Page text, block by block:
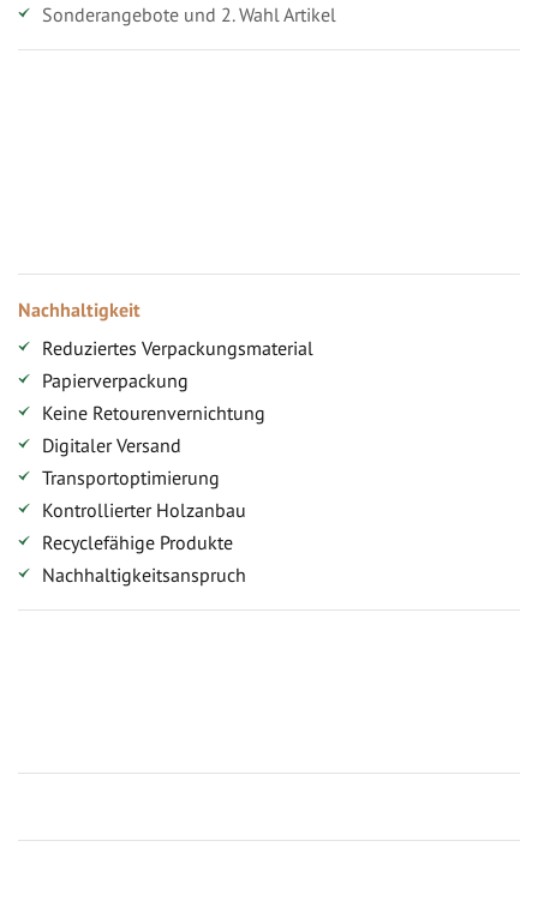
Sonderangebote und 2. Wahl Artikel
Nachhaltigkeit
Reduziertes Verpackungsmaterial
Papierverpackung
Keine Retourenvernichtung
Digitaler Versand
Transportoptimierung
Kontrollierter Holzanbau
Recyclefähige Produkte
Nachhaltigkeitsanspruch